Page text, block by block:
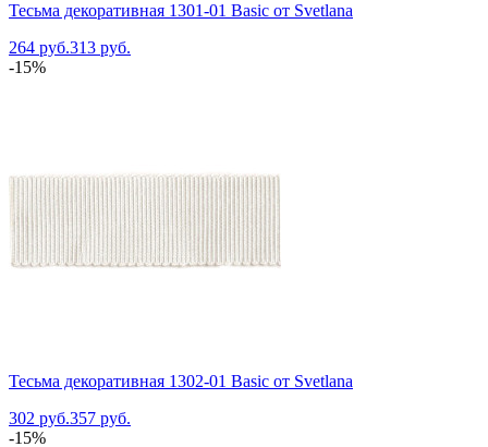
Тесьма декоративная 1301-01 Basic от Svetlana
264 руб.313 руб.
-15%
Тесьма декоративная 1302-01 Basic от Svetlana
302 руб.357 руб.
-15%